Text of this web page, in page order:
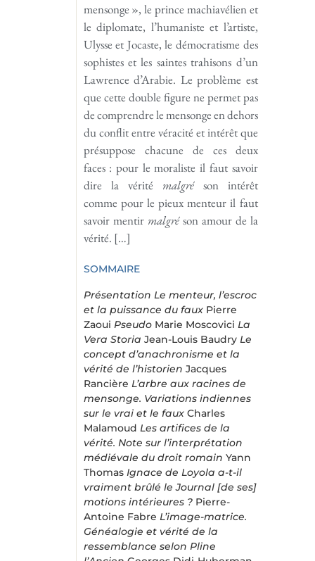
mensonge », le prince machiavélien et
le diplomate, l’humaniste et l’artiste,
Ulysse et Jocaste, le démocratisme des
sophistes et les saintes trahisons d’un
Lawrence d’Arabie. Le problème est
que cette double figure ne permet pas
de comprendre le mensonge en dehors
du conflit entre véracité et intérêt que
présuppose chacune de ces deux
faces : pour le moraliste il faut savoir
dire la vérité malgréson intérêt
comme pour le pieux menteur il faut
savoir mentir malgréson amour de la
vérité. […]
SOMMAIRE
Présentation Le menteur, l’escroc
et la puissance du faux Pierre
Zaoui Pseudo Marie Moscovici La
Vera Storia Jean-Louis Baudry Le
concept d’anachronisme et la
vérité de l’historien Jacques
Rancière L’arbre aux racines de
mensonge. Variations indiennes
sur le vrai et le faux Charles
Malamoud Les artifices de la
vérité. Note sur l’interprétation
médiévale du droit romain Yann
Thomas Ignace de Loyola a-t-il
vraiment brûlé le Journal [de ses]
motions intérieures ? Pierre-
Antoine Fabre L’image-matrice.
Généalogie et vérité de la
ressemblance selon Pline